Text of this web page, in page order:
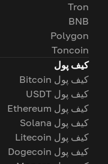
Tron
BNB
Polygon
Toncoin
کیف پول
کیف پول Bitcoin
کیف پول USDT
کیف پول Ethereum
کیف پول Solana
کیف پول Litecoin
کیف پول Dogecoin